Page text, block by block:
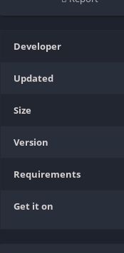
Developer
Updated
Size
Version
Requirements
Get it on